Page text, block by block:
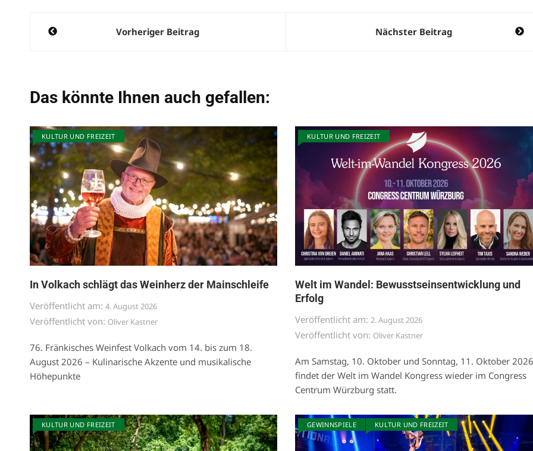
Beitragsnavigation
Vorheriger Beitrag Nächster Beitrag
Das könnte Ihnen auch gefallen:
KULTUR UND FREIZEIT
In Volkach schlägt das Weinherz der Mainschleife
Veröffentlicht am: 4. August 2026
Veröffentlicht von: Oliver Kastner
76. Fränkisches Weinfest Volkach vom 14. bis zum 18.
August 2026 – Kulinarische Akzente und musikalische
Höhepunkte
KULTUR UND FREIZEIT
Welt im Wandel: Bewusstseinsentwicklung und
Erfolg
Veröffentlicht am: 2. August 2026
Veröffentlicht von: Oliver Kastner
Am Samstag, 10. Oktober und Sonntag, 11. Oktober 2026
findet der Welt im Wandel Kongress wieder im Congress
Centrum Würzburg statt.
KULTUR UND FREIZEIT GEWINNSPIELE KULTUR UND FREIZEIT